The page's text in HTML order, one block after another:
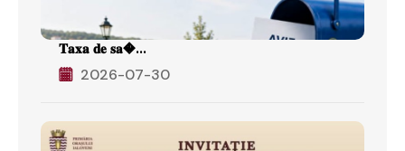
𝐓𝐚𝐱𝐚 𝐝𝐞 𝐬𝐚�...
2026-07-30